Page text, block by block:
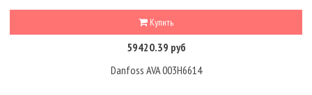
Купить
59420.39 руб
Danfoss AVA 003H6614